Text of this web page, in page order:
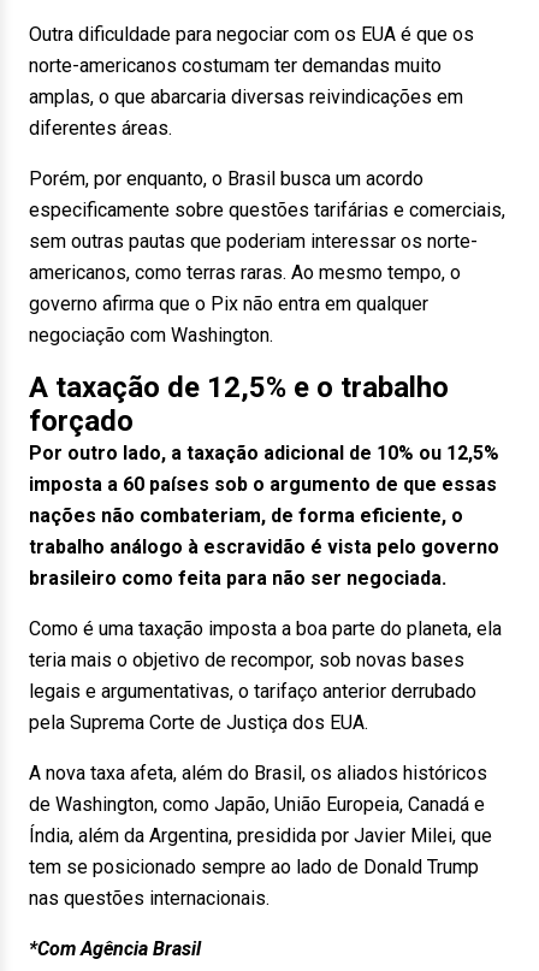
Outra dificuldade para negociar com os EUA é que os
norte-americanos costumam ter demandas muito
amplas, o que abarcaria diversas reivindicações em
diferentes áreas.
Porém, por enquanto, o Brasil busca um acordo
especificamente sobre questões tarifárias e comerciais,
sem outras pautas que poderiam interessar os norte-
americanos, como terras raras. Ao mesmo tempo, o
governo afirma que o Pix não entra em qualquer
negociação com Washington.
A taxação de 12,5% e o trabalho
forçado
Por outro lado, a taxação adicional de 10% ou 12,5%
imposta a 60 países sob o argumento de que essas
nações não combateriam, de forma eficiente, o
trabalho análogo à escravidão é vista pelo governo
brasileiro como feita para não ser negociada.
Como é uma taxação imposta a boa parte do planeta, ela
teria mais o objetivo de recompor, sob novas bases
legais e argumentativas, o tarifaço anterior derrubado
pela Suprema Corte de Justiça dos EUA.
A nova taxa afeta, além do Brasil, os aliados históricos
de Washington, como Japão, União Europeia, Canadá e
Índia, além da Argentina, presidida por Javier Milei, que
tem se posicionado sempre ao lado de Donald Trump
nas questões internacionais.
*Com Agência Brasil